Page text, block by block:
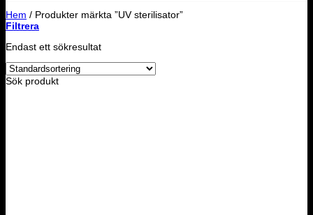
Hem / Produkter märkta ”UV sterilisator”
Filtrera
Endast ett sökresultat
Sök produkt